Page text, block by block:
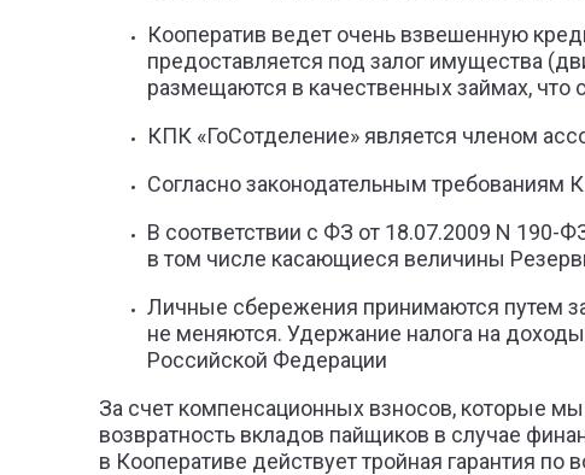
Кооператив ведет очень взвешенную
предоставляется под залог имущества
размещаются в качественных займах, что
КПК «ГоСотделение» является членом
Согласно законодательным
В соответствии с ФЗ от 18.07.2009 N
в том числе касающиеся величины
Личные сбережения принимаются путем
не меняются. Удержание налога на
Российской Федерации
За счет компенсационных взносов, которые
возвратность вкладов пайщиков в случае
в Кооперативе действует тройная гарантия по